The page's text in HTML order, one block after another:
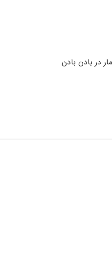
در بادن بادن